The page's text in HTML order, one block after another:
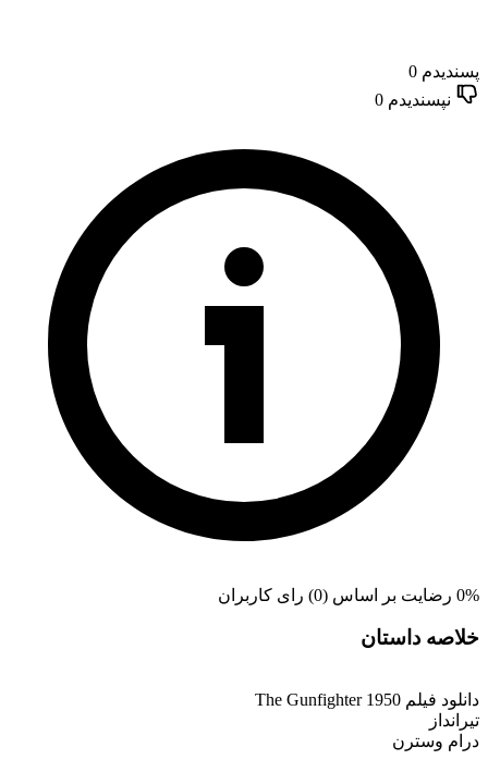
پسندیدم 0
نپسندیدم 0
0% رضایت بر اساس (0) رای کاربران
خلاصه داستان
دانلود فیلم The Gunfighter 1950
تیرانداز
درام وسترن